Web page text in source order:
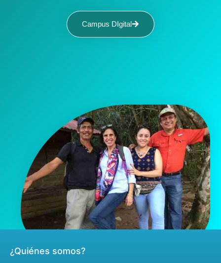
Campus DIgital
¿Quiénes somos?